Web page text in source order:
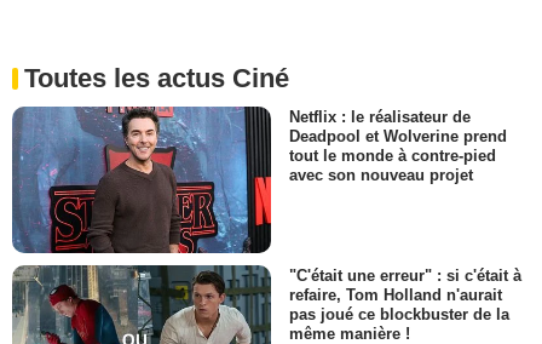
Toutes les actus Ciné
Netflix : le réalisateur de
Deadpool et Wolverine prend
tout le monde à contre-pied
avec son nouveau projet
"C'était une erreur" : si c'était à
refaire, Tom Holland n'aurait
pas joué ce blockbuster de la
même manière !